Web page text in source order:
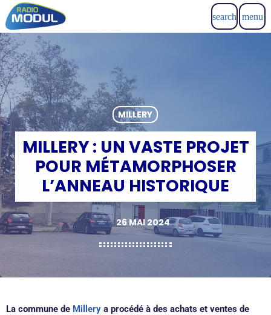
search menu
MILLERY
MILLERY : UN VASTE PROJET
POUR MÉTAMORPHOSER
L’ANNEAU HISTORIQUE
today 26 MAI 2024
La commune de Millery a procédé à des achats et ventes de